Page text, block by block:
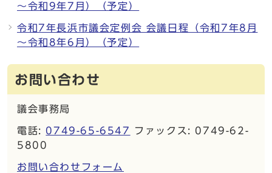
～令和9年7月）（予定）
令和7年長浜市議会定例会 会議日程（令和7年8月
～令和8年6月）（予定）
お問い合わせ
議会事務局
電話: 0749-65-6547
ファックス: 0749-62-
5800
お問い合わせフォーム